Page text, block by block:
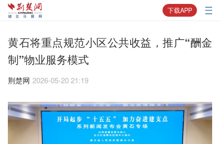
下载APP
黄石将重点规范小区公共收益，推广“酬金
制”物业服务模式
荆楚网 2026-05-20 21:19